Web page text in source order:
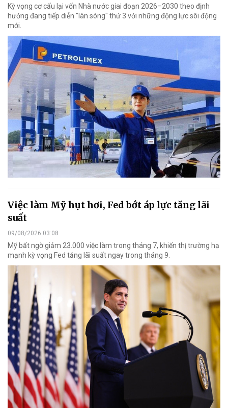
Kỳ vọng cơ cấu lại vốn Nhà nước giai đoạn 2026–2030 theo định
hướng đang tiếp diễn "làn sóng" thứ 3 với những động lực sôi động
mới.
Việc làm Mỹ hụt hơi, Fed bớt áp lực tăng lãi
suất
09/08/2026 03:08
Mỹ bất ngờ giảm 23.000 việc làm trong tháng 7, khiến thị trường hạ
mạnh kỳ vọng Fed tăng lãi suất ngay trong tháng 9.